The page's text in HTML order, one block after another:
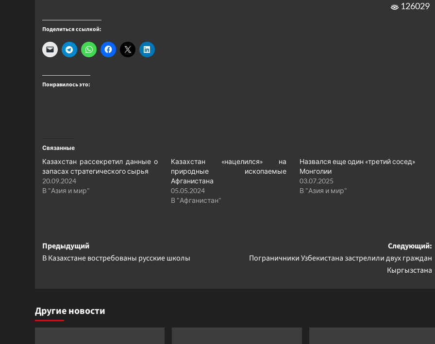
126029
Поделиться ссылкой:
Понравилось это:
Связанные
Казахстан рассекретил данные о
запасах стратегического сырья
20.09.2024
В "Азия и мир"
Казахстан «нацелился» на
природные ископаемые
Афганистана
05.05.2024
В "Афганистан"
Назвался еще один «третий сосед»
Монголии
03.07.2025
В "Азия и мир"
Навигация
записи
Предыдущий
В Казахстане востребованы русские школы
Следующий:
Пограничники Узбекистана застрелили двух граждан
Кыргызстана
Другие новости